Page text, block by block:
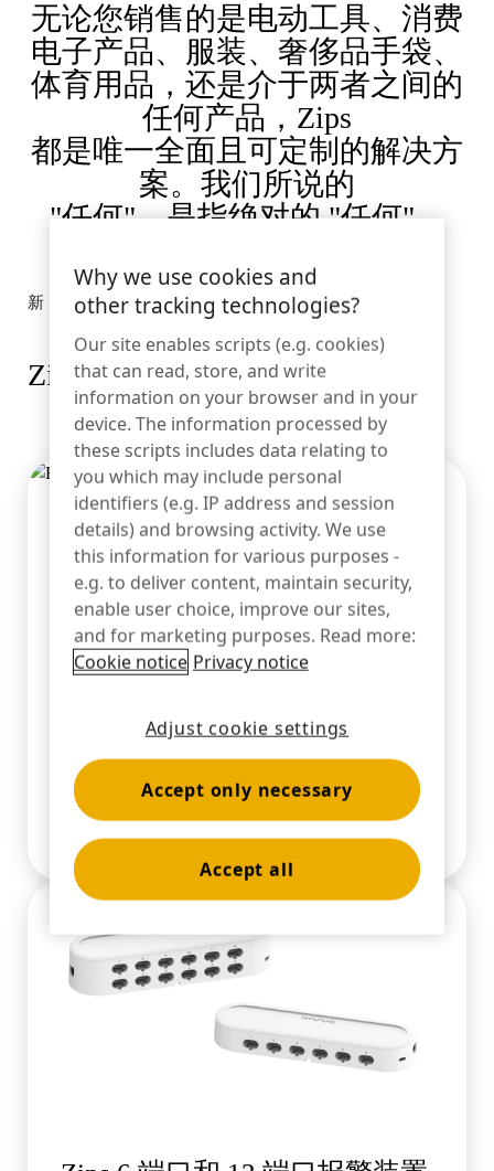
酒店与餐饮业
银行业
无论您销售的是电动工具、消费
电子产品、服装、奢侈品手袋、
体育用品，还是介于两者之间的
任何产品，Zips
都是唯一全面且可定制的解决方
案。我们所说的
"任何"，是指绝对的 "任何"。
新
Zips 最新发布
使用唯一一款针对陈列轮廓商品的报警安全解决
方案，提升购物体验并消除误报。
Why we use cookies and
other tracking technologies?
Our site enables scripts (e.g. cookies)
that can read, store, and write
information on your browser and in your
device. The information processed by
these scripts includes data relating to
you which may include personal
identifiers (e.g. IP address and session
details) and browsing activity. We use
this information for various purposes -
e.g. to deliver content, maintain security,
enable user choice, improve our sites,
and for marketing purposes. Read more:
Cookie notice Privacy notice
Adjust cookie settings
Accept only necessary
Accept all